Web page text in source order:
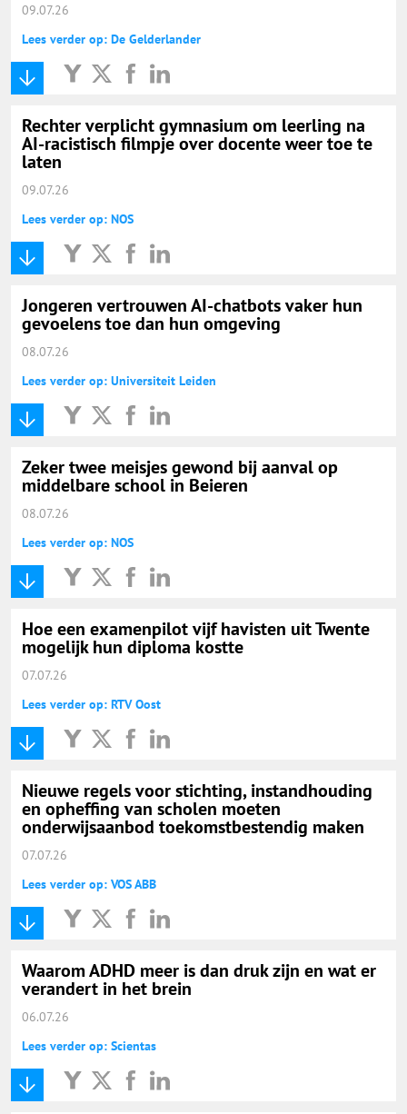
09.07.26
Lees verder op: De Gelderlander
Rechter verplicht gymnasium om leerling na
AI-racistisch filmpje over docente weer toe te
laten
09.07.26
Lees verder op: NOS
Jongeren vertrouwen AI-chatbots vaker hun
gevoelens toe dan hun omgeving
08.07.26
Lees verder op: Universiteit Leiden
Zeker twee meisjes gewond bij aanval op
middelbare school in Beieren
08.07.26
Lees verder op: NOS
Hoe een examenpilot vijf havisten uit Twente
mogelijk hun diploma kostte
07.07.26
Lees verder op: RTV Oost
Nieuwe regels voor stichting, instandhouding
en opheffing van scholen moeten
onderwijsaanbod toekomstbestendig maken
07.07.26
Lees verder op: VOS ABB
Waarom ADHD meer is dan druk zijn en wat er
verandert in het brein
06.07.26
Lees verder op: Scientas